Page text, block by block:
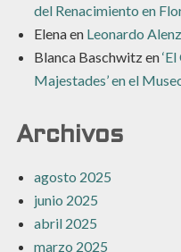
del Renacimiento en
Elenaen Leonardo
Blanca Baschwitzen
Majestades’ en el
Archivos
agosto 2025
junio 2025
abril 2025
marzo 2025